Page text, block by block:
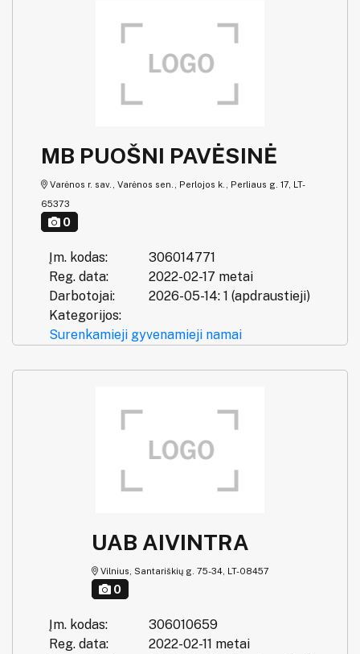
MB PUOŠNI PAVĖSINĖ
Varėnos r. sav., Varėnos sen., Perlojos k., Perliaus g. 17, LT-
65373
0
Įm. kodas:
306014771
Reg. data:
2022-02-17 metai
Darbotojai:
2026-05-14: 1 (apdraustieji)
Kategorijos:
Surenkamieji gyvenamieji namai
UAB AIVINTRA
Vilnius, Santariškių g. 75-34, LT-08457
0
Įm. kodas:
306010659
Reg. data:
2022-02-11 metai